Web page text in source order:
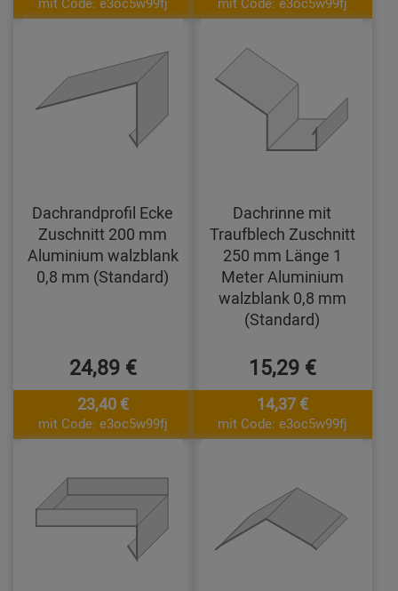
Dachrandprofil Ecke
Zuschnitt 200 mm
Aluminium walzblank
0,8 mm (Standard)
24,89 €
23,40 €
mit Code: e3oc5w99fj
Dachrinne mit
Traufblech Zuschnitt
250 mm Länge 1
Meter Aluminium
walzblank 0,8 mm
(Standard)
15,29 €
14,37 €
mit Code: e3oc5w99fj